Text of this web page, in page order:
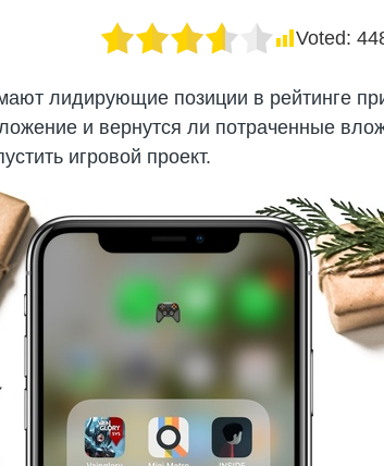
Voted:
лидирующие позиции в рейтинге
и вернутся ли потраченные
игровой проект.